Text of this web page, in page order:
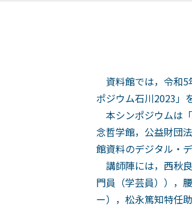
資料館では，令和5
ポジウム石川2023」
本シンポジウムは
念哲学館，公益財団
館資料のデジタル・
講師陣には，西秋
門員（学芸員）），
ー），松永篤知特任